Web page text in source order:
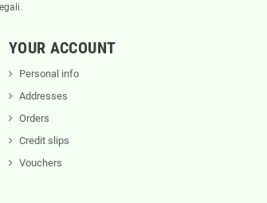
YOUR ACCOUNT
Personal info
Addresses
Orders
Credit slips
Vouchers